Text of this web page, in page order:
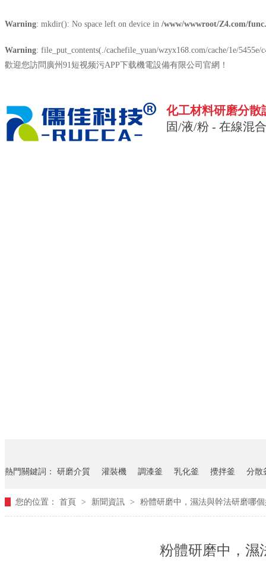
Warning: mkdir(): No space left on device in /www/wwwroot/Z4.com/
Warning: file_put_contents(./cachefile_yuan/wzyx168.com/cache/1e/
歡迎您訪問廣州91短视频污APP下载機電設備有限公司官網！
化工材料研磨分
固/液/粉 - 在線混
熱門關鍵詞： 研磨介質 灌裝機 調漆釜 乳化釜 攪拌釜 分散
您的位置： 首頁 > 新聞資訊 > 粉體研磨中，濕法與幹法研磨哪
粉體研磨中，濕